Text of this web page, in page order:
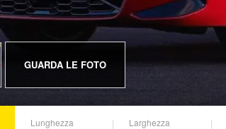
GUARDA LE FOTO
Lunghezza Larghezza